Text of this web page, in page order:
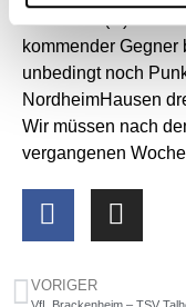
kommender
unbedingt noch
NordheimHausen
Wir müssen nach
vergangenen
VORIGER